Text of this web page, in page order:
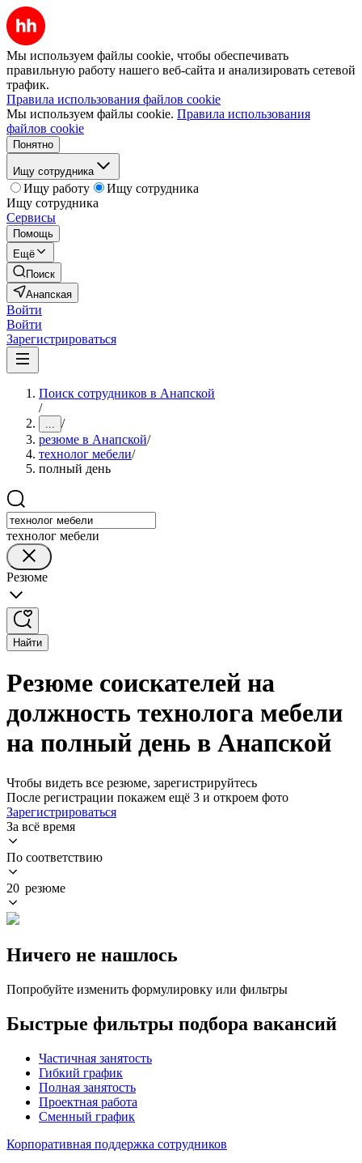
Мы используем файлы cookie, чтобы обеспечивать
правильную работу нашего веб-сайта и анализировать сетевой
трафик.
Правила использования файлов cookie
Мы используем файлы cookie. Правила использования
файлов cookie
Понятно
Ищу сотрудника
Ищу работу
Ищу сотрудника
Ищу сотрудника
Сервисы
Помощь
Ещё
Поиск
Анапская
Войти
Войти
Зарегистрироваться
Поиск сотрудников в Анапской
/
... /
резюме в Анапской/
технолог мебели/
полный день
технолог мебели
Резюме
Найти
Резюме соискателей на
должность технолога мебели
на полный день в Анапской
Чтобы видеть все резюме, зарегистрируйтесь
После регистрации покажем ещё 3 и откроем фото
Зарегистрироваться
За всё время
По соответствию
20 резюме
Ничего не нашлось
Попробуйте изменить формулировку или фильтры
Быстрые фильтры подбора вакансий
Частичная занятость
Гибкий график
Полная занятость
Проектная работа
Сменный график
Корпоративная поддержка сотрудников